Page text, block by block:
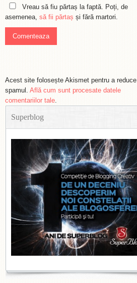
Vreau să fiu părtaș la faptă. Poți, de
asemenea, să fii părtaș și fără martori.
Acest site folosește Akismet pentru a reduce
spamul. Află cum sunt procesate datele
comentariilor tale.
Superblog